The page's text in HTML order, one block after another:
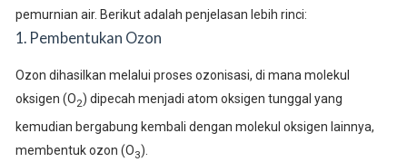
pemurnian air. Berikut adalah penjelasan lebih rinci:
1. Pembentukan Ozon
Ozon dihasilkan melalui proses ozonisasi, di mana molekul
oksigen (O2) dipecah menjadi atom oksigen tunggal yang
kemudian bergabung kembali dengan molekul oksigen lainnya,
membentuk ozon (O3).